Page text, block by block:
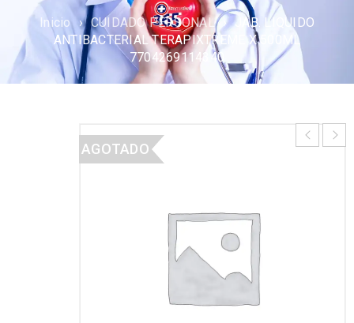
Inicio › CUIDADO PERSONAL › JAB. LIQUIDO
ANTIBACTERIAL TERAPIXTREME X 500ML
7704269114340
AGOTADO